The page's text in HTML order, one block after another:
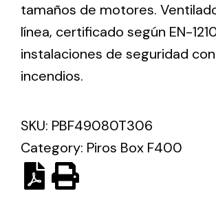
Iluminación Solar
Variedad de soluciones solares para
de necesidades.
Solar lighting
Variety of solar solutions for all kinds of
tamaños de motores.
línea, certificado según EN-
instalaciones de seguridad
incendios.
SKU: PBF49080T306
Category: Piros Box F400